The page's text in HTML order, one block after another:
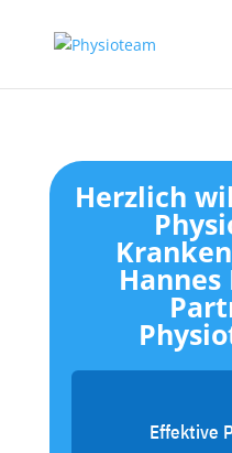
Herzlich
Effektive